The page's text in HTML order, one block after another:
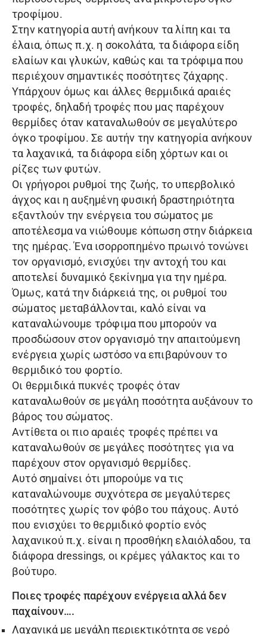
τροφίμου.
Στην κατηγορία αυτή ανήκουν τα λίπη και τα
έλαια, όπως π.χ. η σοκολάτα, τα διάφορα είδη
ελαίων και γλυκών, καθώς και τα τρόφιμα που
περιέχουν σημαντικές ποσότητες ζάχαρης.
Υπάρχουν όμως και άλλες θερμιδικά αραιές
τροφές, δηλαδή τροφές που μας παρέχουν
θερμίδες όταν καταναλωθούν σε μεγαλύτερο
όγκο τροφίμου. Σε αυτήν την κατηγορία ανήκουν
τα λαχανικά, τα διάφορα είδη χόρτων και οι
ρίζες των φυτών.
Οι γρήγοροι ρυθμοί της ζωής, το υπερβολικό
άγχος και η αυξημένη φυσική δραστηριότητα
εξαντλούν την ενέργεια του σώματος με
αποτέλεσμα να νιώθουμε κόπωση στην διάρκεια
της ημέρας. Ένα ισορροπημένο πρωινό τονώνει
τον οργανισμό, ενισχύει την αντοχή του και
αποτελεί δυναμικό ξεκίνημα για την ημέρα.
Όμως, κατά την διάρκειά της, οι ρυθμοί του
σώματος μεταβάλλονται, καλό είναι να
καταναλώνουμε τρόφιμα που μπορούν να
προσδώσουν στον οργανισμό την απαιτούμενη
ενέργεια χωρίς ωστόσο να επιβαρύνουν το
θερμιδικό του φορτίο.
Οι θερμιδικά πυκνές τροφές όταν
καταναλωθούν σε μεγάλη ποσότητα αυξάνουν το
βάρος του σώματος.
Αντίθετα οι πιο αραιές τροφές πρέπει να
καταναλωθούν σε μεγάλες ποσότητες για να
παρέχουν στον οργανισμό θερμίδες.
Αυτό σημαίνει ότι μπορούμε να τις
καταναλώνουμε συχνότερα σε μεγαλύτερες
ποσότητες χωρίς τον φόβο του πάχους. Αυτό
που ενισχύει το θερμιδικό φορτίο ενός
λαχανικού π.χ. είναι η προσθήκη ελαιόλαδου, τα
διάφορα dressings, οι κρέμες γάλακτος και το
βούτυρο.
Ποιες τροφές παρέχουν ενέργεια αλλά δεν
παχαίνουν….
Λαχανικά με μεγάλη περιεκτικότητα σε νερό